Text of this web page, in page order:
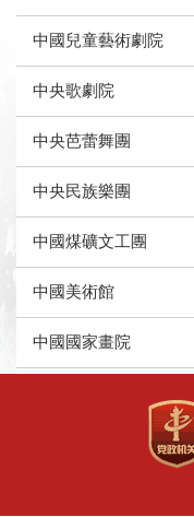
中國兒童藝術劇院
中央歌劇院
中央芭蕾舞團
中央民族樂團
中國煤礦文工團
中國美術館
中國國家畫院
中國數字文化集團有...